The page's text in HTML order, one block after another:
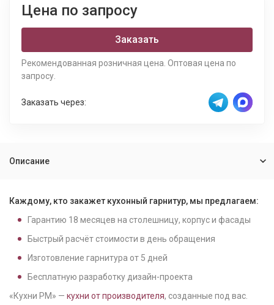
Цена по запросу
Заказать
Рекомендованная розничная цена. Оптовая цена по
запросу.
Заказать через:
Описание
Каждому, кто закажет кухонный гарнитур, мы предлагаем:
Гарантию 18 месяцев на столешницу, корпус и фасады
Быстрый расчёт стоимости в день обращения
Изготовление гарнитура от 5 дней
Бесплатную разработку дизайн-проекта
«Кухни РМ» — кухни от производителя, созданные под вас.